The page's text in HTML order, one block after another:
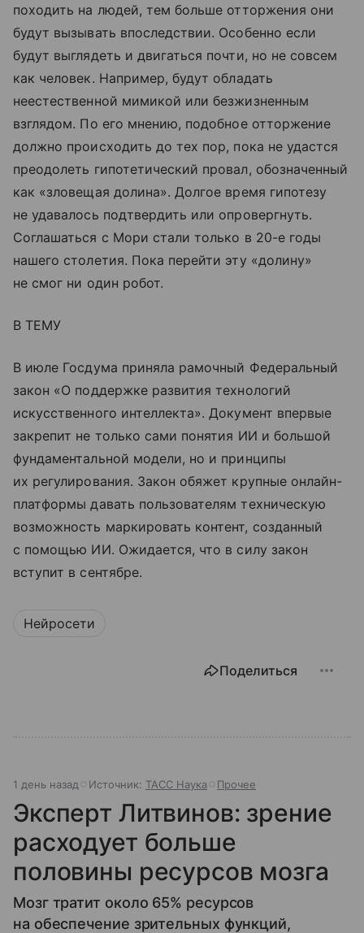
походить на людей, тем больше отторжения они
будут вызывать впоследствии. Особенно если
будут выглядеть и двигаться почти, но не совсем
как человек. Например, будут обладать
неестественной мимикой или безжизненным
взглядом. По его мнению, подобное отторжение
должно происходить до тех пор, пока не удастся
преодолеть гипотетический провал, обозначенный
как «зловещая долина». Долгое время гипотезу
не удавалось подтвердить или опровергнуть.
Соглашаться с Мори стали только в 20-е годы
нашего столетия. Пока перейти эту «долину»
не смог ни один робот.
В ТЕМУ
В июле Госдума приняла рамочный Федеральный
закон «О поддержке развития технологий
искусственного интеллекта». Документ впервые
закрепит не только сами понятия ИИ и большой
фундаментальной модели, но и принципы
их регулирования. Закон обяжет крупные онлайн-
платформы давать пользователям техническую
возможность маркировать контент, созданный
с помощью ИИ. Ожидается, что в силу закон
вступит в сентябре.
Нейросети
Поделиться
1 день назад Источник: ТАСС Наука Прочее
Эксперт Литвинов: зрение
расходует больше
половины ресурсов мозга
Мозг тратит около 65% ресурсов
на обеспечение зрительных функций,